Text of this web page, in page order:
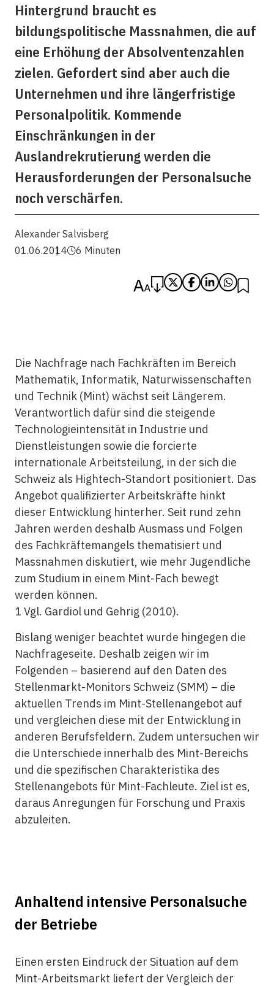
Hintergrund braucht es
bildungspolitische Massnahmen, die auf
eine Erhöhung der Absolventenzahlen
zielen. Gefordert sind aber auch die
Unternehmen und ihre längerfristige
Personalpolitik. Kommende
Einschränkungen in der
Auslandrekrutierung werden die
Herausforderungen der Personalsuche
noch verschärfen.
Alexander Salvisberg
01.06.2014
6 Minuten
Die Nachfrage nach Fachkräften im Bereich
Mathematik, Informatik, Naturwissenschaften
und Technik (Mint) wächst seit Längerem.
Verantwortlich dafür sind die steigende
Technologieintensität in Industrie und
Dienstleistungen sowie die forcierte
internationale Arbeitsteilung, in der sich die
Schweiz als Hightech-Standort positioniert. Das
Angebot qualifizierter Arbeitskräfte hinkt
dieser Entwicklung hinterher. Seit rund zehn
Jahren werden deshalb Ausmass und Folgen
des Fachkräftemangels thematisiert und
Massnahmen diskutiert, wie mehr Jugendliche
zum Studium in einem Mint-Fach bewegt
werden können.
1 Vgl. Gardiol und Gehrig (2010).
Bislang weniger beachtet wurde hingegen die
Nachfrageseite. Deshalb zeigen wir im
Folgenden – basierend auf den Daten des
Stellenmarkt-Monitors Schweiz (SMM) – die
aktuellen Trends im Mint-Stellenangebot auf
und vergleichen diese mit der Entwicklung in
anderen Berufsfeldern. Zudem untersuchen wir
die Unterschiede innerhalb des Mint-Bereichs
und die spezifischen Charakteristika des
Stellenangebots für Mint-Fachleute. Ziel ist es,
daraus Anregungen für Forschung und Praxis
abzuleiten.
Anhaltend intensive Personalsuche
der Betriebe
Einen ersten Eindruck der Situation auf dem
Mint-Arbeitsmarkt liefert der Vergleich der